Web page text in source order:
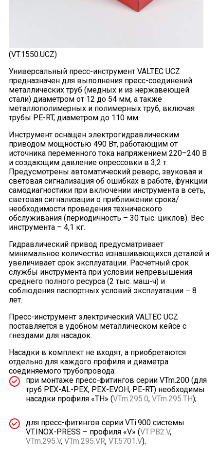
(VT.1550.UCZ)
Универсальный пресс-инструмент VALTEC UCZ
предназначен для выполнения пресс-соединений
металлических труб (медных и из нержавеющей
стали) диаметром от 12 до 54 мм, а также
металлополимерных и полимерных труб, включая
трубы PE-RT, диаметром до 110 мм.
Инструмент оснащен электрогидравлическим
приводом мощностью 490 Вт, работающим от
источника переменного тока напряжением 220–240 В
и создающим давление опрессовки в 3,2 т.
Предусмотрены автоматический реверс, звуковая и
световая сигнализация об ошибках в работе, функции
самодиагностики при включении инструмента в сеть,
световая сигнализации о приближении срока/
необходимости проведения технического
обслуживания (периодичность – 30 тыс. циклов). Вес
инструмента – 4,1 кг.
Гидравлический привод предусматривает
минимальное количество изнашивающихся деталей и
увеличивает срок эксплуатации. Расчетный срок
службы инструмента при условии непревышения
среднего полного ресурса (2 тыс. маш-ч) и
соблюдения паспортных условий эксплуатации – 8
лет.
Пресс-инструмент электрический VALTEC UCZ
поставляется в удобном металлическом кейсе с
гнездами для насадок.
Насадки в комплект не входят, а приобретаются
отдельно для каждого профиля и диаметра
соединяемого трубопровода:
при монтаже пресс-фитингов серии VTm.200 (для
труб PEX-AL-PEX, PEХ-EVOH, PE-RT) необходимы
насадки профиля «ТН» (VTm.295.0, VTm.295.TH);
для пресс-фитингов серии VTi.900 системы
VT.INOX-PRESS – профиля «V» (VT.PB2.V,
VTm.295.V, VTm.295.VR, VT.5701.V).